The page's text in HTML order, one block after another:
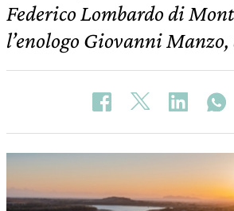
Federico Lombardo di
l’enologo Giovanni